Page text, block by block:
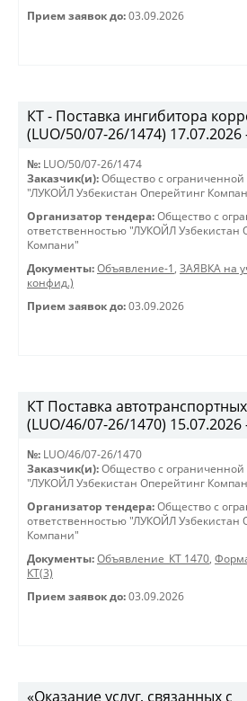
Прием заявок до: 03.09.2026
КТ - Поставка ингибитора
(LUO/50/07-26/1474) 17.07.2026
№: LUO/50/07-26/1474
Заказчик(и): Общество с ограниченной
"ЛУКОЙЛ Узбекистан Оперейтинг
Организатор тендера: Общество с
ответственностью "ЛУКОЙЛ Узбекистан
Компани"
Документы: Объявление-1 , ЗАЯВКА на
конфид.)
Прием заявок до: 03.09.2026
КТ Поставка
(LUO/46/07-26/1470) 15.07.2026
№: LUO/46/07-26/1470
Заказчик(и): Общество с ограниченной
"ЛУКОЙЛ Узбекистан Оперейтинг
Организатор тендера: Общество с
ответственностью "ЛУКОЙЛ Узбекистан
Компани"
Документы: Объявление_КТ 1470,
КТ(3)
Прием заявок до: 03.09.2026
«Оказание услуг, связанных с